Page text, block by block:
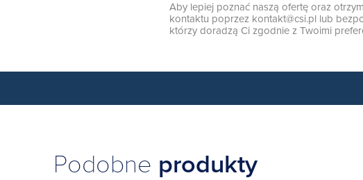
Aby lepiej poznać naszą ofertę oraz
kontaktu poprzez kontakt@csi.pl lub
którzy doradzą Ci zgodnie z Twoimi
Podobne produkty